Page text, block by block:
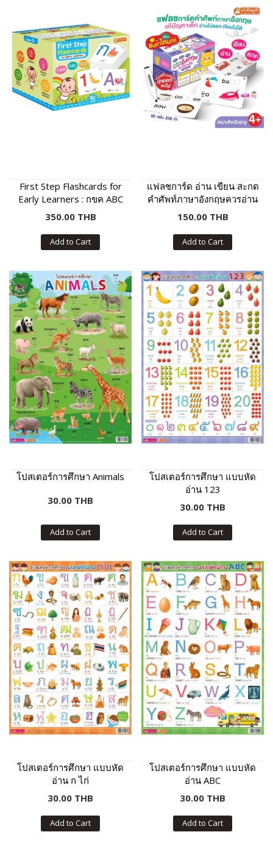
First Step Flashcards for
Early Learners : กขค ABC
123
350.00 THB
Add to Cart
แฟลชการ์ด อ่าน เขียน สะกด
คำศัพท์ภาษาอังกฤษควรอ่าน
ได้ ระดับอนุบาล
150.00 THB
Add to Cart
โปสเตอร์การศึกษา Animals
30.00 THB
Add to Cart
โปสเตอร์การศึกษา แบบหัด
อ่าน 123
30.00 THB
Add to Cart
โปสเตอร์การศึกษา แบบหัด
อ่าน ก ไก่
30.00 THB
Add to Cart
โปสเตอร์การศึกษา แบบหัด
อ่าน ABC
30.00 THB
Add to Cart